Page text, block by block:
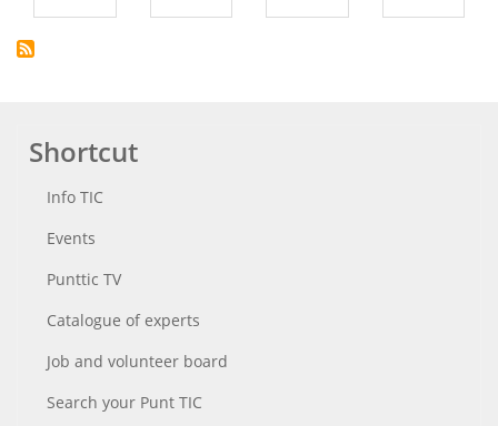
Shortcut
Info TIC
Events
Punttic TV
Catalogue of experts
Job and volunteer board
Search your Punt TIC